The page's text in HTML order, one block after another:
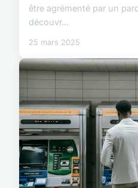
être agrémenté par un
découvr...
25 mars 2025